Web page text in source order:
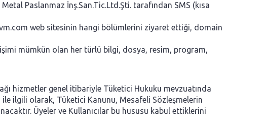
Paslanmaz İnş.San.Tic.Ltd.Şti. tarafından SMS (kısa
web sitesinin hangi bölümlerini ziyaret ettiği, domain
mümkün olan her türlü bilgi, dosya, resim, program,
hizmetler genel itibariyle Tüketici Hukuku mevzuatında
ilgili olarak, Tüketici Kanunu, Mesafeli Sözleşmelerin
Üyeler ve Kullanıcılar bu hususu kabul ettiklerini